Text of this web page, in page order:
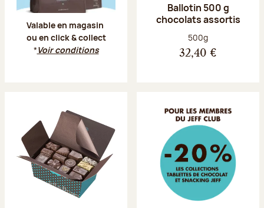
Valable en magasin
ou en click & collect
*Voir conditions
Ballotin 500 g
chocolats assortis
Poids net :
500g
32,40 €